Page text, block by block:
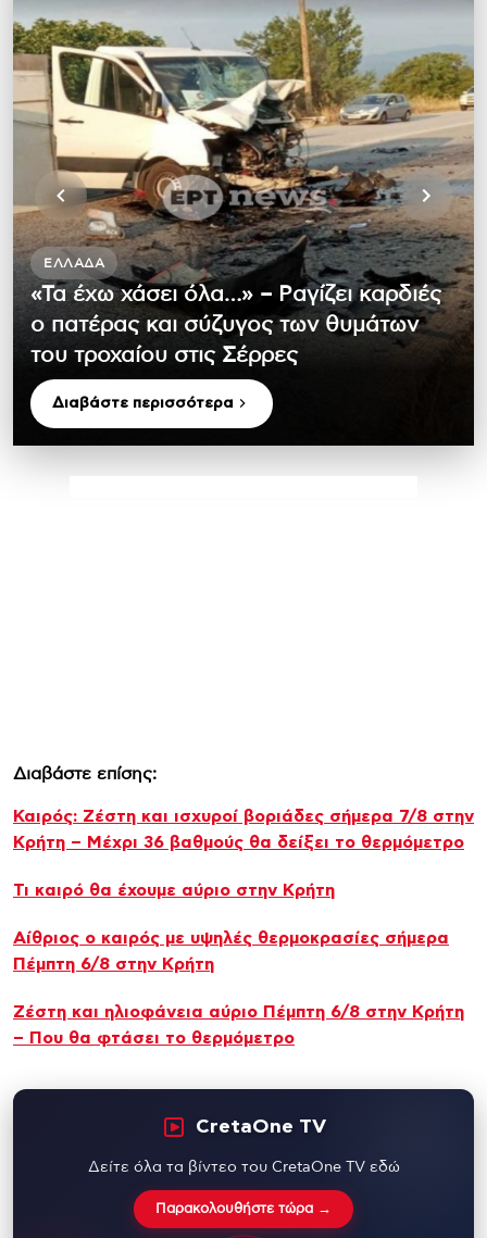
ΕΛΛΆΔΑ
«Τα έχω χάσει όλα…» – Ραγίζει καρδιές
ο πατέρας και σύζυγος των θυμάτων
του τροχαίου στις Σέρρες
Διαβάστε περισσότερα
Διαβάστε επίσης:
Καιρός: Ζέστη και ισχυροί βοριάδες σήμερα 7/8 στην
Κρήτη – Μέχρι 36 βαθμούς θα δείξει το θερμόμετρο
Τι καιρό θα έχουμε αύριο στην Κρήτη
Αίθριος o καιρός με υψηλές θερμοκρασίες σήμερα
Πέμπτη 6/8 στην Κρήτη
Ζέστη και ηλιοφάνεια αύριο Πέμπτη 6/8 στην Κρήτη
– Που θα φτάσει το θερμόμετρο
CretaOne TV
Δείτε όλα τα βίντεο του CretaOne TV εδώ
Παρακολουθήστε τώρα →